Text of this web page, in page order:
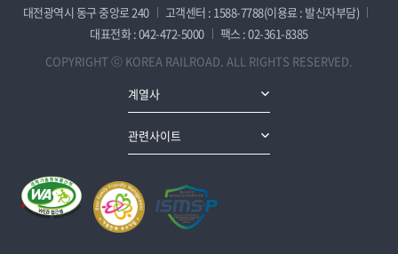
대전광역시 동구 중앙로 240
고객센터 : 1588-7788(이용료 : 발신자부담)
대표전화 : 042-472-5000
팩스 : 02-361-8385
COPYRIGHT ⓒ KOREA RAILROAD. ALL RIGHTS RESERVED.
계열사
관련사이트